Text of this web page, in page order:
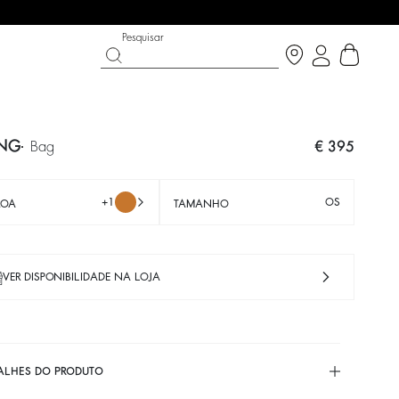
Pesquisar
bag € 395
+1 TAMANHO OS
VER DISPONIBILIDADE NA LOJA
DO PRODUTO